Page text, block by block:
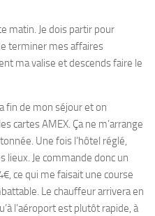
matin. Je dois partir pour
terminer mes affaires
ma valise et descends faire le
fin de mon séjour et on
cartes AMEX. Ça ne m’arrange
Une fois l’hôtel réglé,
lieux. Je commande donc un
ce qui me faisait une course
Le chauffeur arrivera en
l’aéroport est plutôt rapide, à